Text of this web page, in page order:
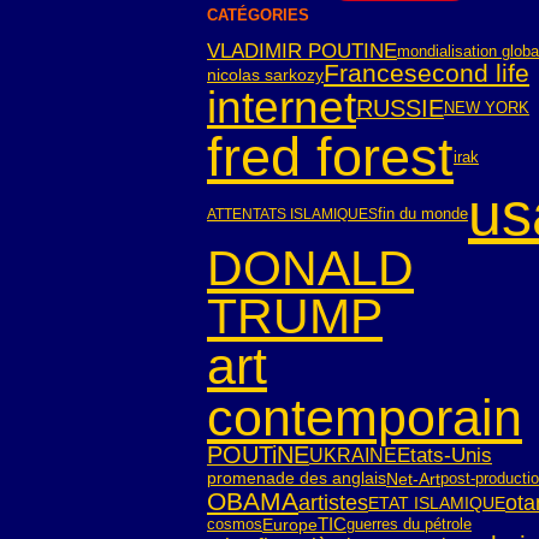
CATÉGORIES
VLADIMIR POUTINEmondialisation
nicolas sarkozyFrancesecond life
internetRUSSIENEW YORK
fred forestirak
ATTENTATS ISLAMIQUESfin du monde
DONALD
TRUMP
art
contemporain
POUTiNEUKRAINEEtats-Unis
promenade des anglaisNet-Artpost-
OBAMAartistesETAT ISLAMIQUE
cosmosEuropeTICguerres du pétrole